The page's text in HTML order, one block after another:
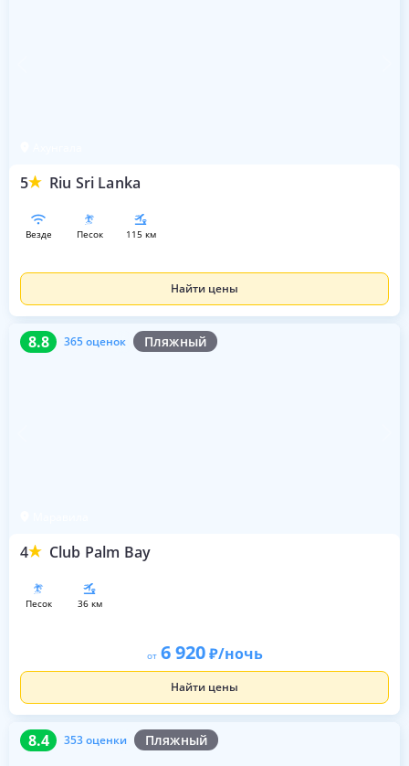
5 Riu Sri Lanka
везде песок 115 км
Найти цены
8.8 365 оценок Пляжный
4 Club Palm Bay
8.8 365 оценок
песок 36 км
от 6 920 /ночь
Найти цены
8.4 353 оценки Пляжный
8.4 353 оценки